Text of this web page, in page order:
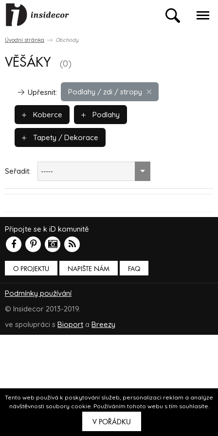
Tento web používá k poskytování služeb, personalizaci reklam a analýze
návštěvnosti soubory cookie. Používáním tohoto webu s tím souhlasíte.
V POŘÁDKU
Úvodní stránka Obchody
VĚŠÁKY (0)
Podlahy / zdi / stropy
Upřesnit:
Koberce Podlahy
Tapety / Dekorace
Seřadit: -----
O PROJEKTU NAPIŠTE NÁM
Připojte se k iD komunitě
FAQ
Podmínky používání
© Insidecor 2013-2019.
ve spolupráci s Bioport a Breezy